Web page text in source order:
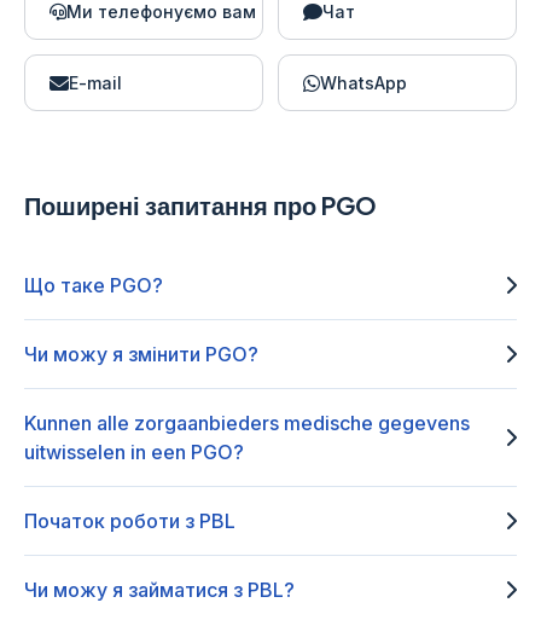
Ми телефонуємо вам Чат
E-mail WhatsApp
Поширені запитання про PGO
Що таке PGO?
Чи можу я змінити PGO?
Kunnen alle zorgaanbieders medische gegevens
uitwisselen in een PGO?
Початок роботи з PBL
Чи можу я займатися з PBL?